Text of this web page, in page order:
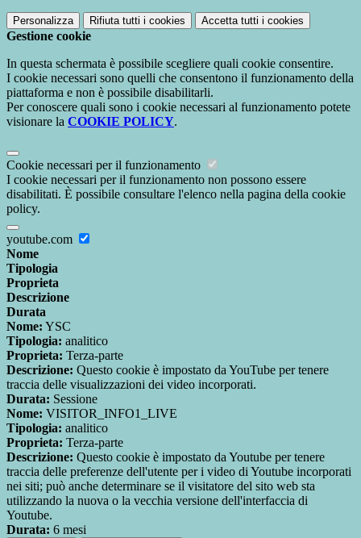
Personalizza Rifiuta tutti i cookies Accetta tutti i cookies
Gestione cookie
In questa schermata è possibile scegliere quali cookie consentire.
I cookie necessari sono quelli che consentono il funzionamento della
piattaforma e non è possibile disabilitarli.
Per conoscere quali sono i cookie necessari al funzionamento potete
visionare la COOKIE POLICY.
Cookie necessari per il funzionamento
I cookie necessari per il funzionamento non possono essere
disabilitati. È possibile consultare l'elenco nella pagina della cookie
policy.
youtube.com
Nome
Tipologia
Proprieta
Descrizione
Durata
Nome: YSC
Tipologia: analitico
Proprieta: Terza-parte
Descrizione: Questo cookie è impostato da YouTube per tenere
traccia delle visualizzazioni dei video incorporati.
Durata: Sessione
Nome: VISITOR_INFO1_LIVE
Tipologia: analitico
Proprieta: Terza-parte
Descrizione: Questo cookie è impostato da Youtube per tenere
traccia delle preferenze dell'utente per i video di Youtube incorporati
nei siti; può anche determinare se il visitatore del sito web sta
utilizzando la nuova o la vecchia versione dell'interfaccia di
Youtube.
Durata: 6 mesi